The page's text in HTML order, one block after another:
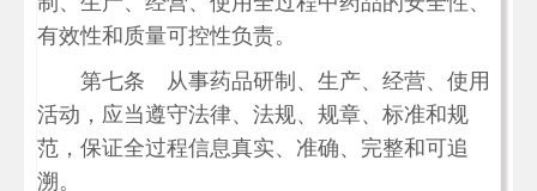
有效性和质量可控性负责。
第七条 从事药品研制、生产、经营、使用
活动，应当遵守法律、法规、规章、标准和规
范，保证全过程信息真实、准确、完整和可追
溯。